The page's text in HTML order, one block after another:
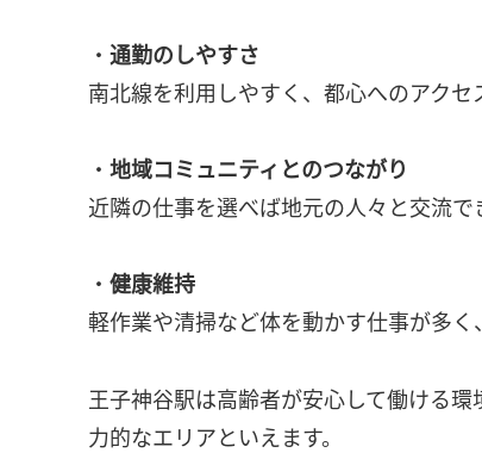
・ 通勤のしやすさ
南北線を利用しやすく、都心へのアク
・ 地域コミュニティとのつながり
近隣の仕事を選べば地元の人々と交流
・ 健康維持
軽作業や清掃など体を動かす仕事が多
王子神谷駅は高齢者が安心して働ける
力的なエリアといえます。